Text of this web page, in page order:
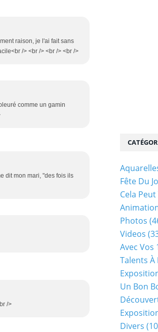
raison, je l'ai fait sans
/> <br /> <br /> <br />
comme un gamin
dit mon mari, "des fois ils
/>
Fête Du
Cela
Photos
Videos
Avec Vos
Talents
Un Bon
Divers